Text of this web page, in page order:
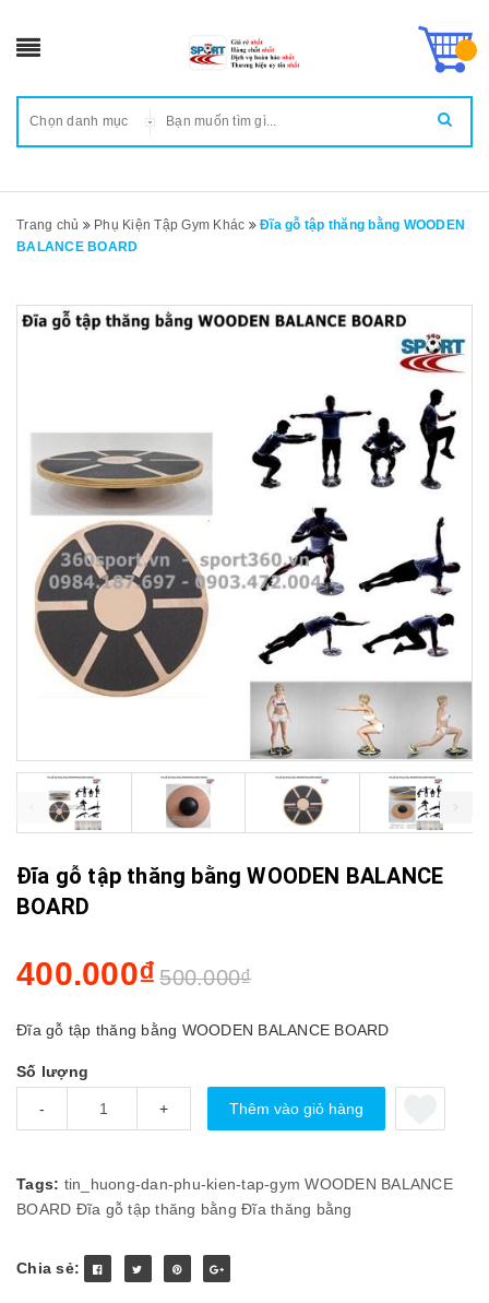
Chọn danh mục
Trang chủ Phụ Kiện Tập Gym Khác
Đĩa gỗ tập thăng bằng WOODEN
BALANCE BOARD
next
Đĩa gỗ tập thăng bằng WOODEN BALANCE
BOARD
400.000₫ 500.000₫
Đĩa gỗ tập thăng bằng WOODEN BALANCE BOARD
Số lượng
- + Thêm vào giỏ hàng
Tags: tin_huong-dan-phu-kien-tap-gym WOODEN BALANCE
BOARD Đĩa gỗ tập thăng bằng Đĩa thăng bằng
Chia sẻ: